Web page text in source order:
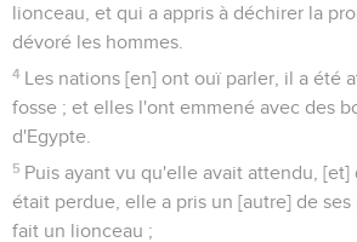
lionceau, et qui a appris à déchirer la
dévoré les hommes.
4 Les nations [en] ont ouï parler, il a été
fosse ; et elles l'ont emmené avec des
d'Egypte.
5 Puis ayant vu qu'elle avait attendu,
était perdue, elle a pris un [autre] de
fait un lionceau ;